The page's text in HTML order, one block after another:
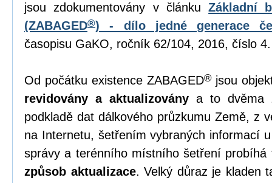
jsou zdokumentovány v článkuZákladní
(ZABAGED®) - dílo jedné generace
časopisu GaKO, ročník 62/104, 2016, číslo 4.
Od počátku existence ZABAGED®jsou
revidovány a aktualizovány a to dvěma
podkladě dat dálkového průzkumu Země, z
na Internetu, šetřením vybraných informací
správy a terénního místního šetření
způsob aktualizace. Velký důraz je kladen